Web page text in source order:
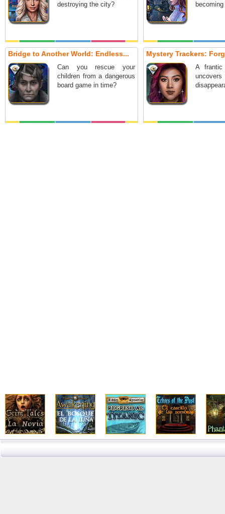
destroying the city?
Bridge to Another World: Endless...
Can you rescue your
children from a dangerous
board game in time?
Mystery Trackers:
A frantic